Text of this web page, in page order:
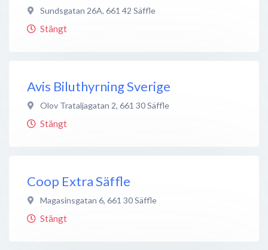
Sundsgatan 26A, 661 42 Säffle
Stängt
Avis Biluthyrning Sverige
Olov Trataljagatan 2, 661 30Säffle
Stängt
Coop Extra Säffle
Magasinsgatan 6, 661 30Säffle
Stängt